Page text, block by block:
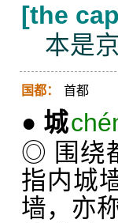
[the
本是
国都： 首都
● 城
◎ 围绕
指内城
墙，亦